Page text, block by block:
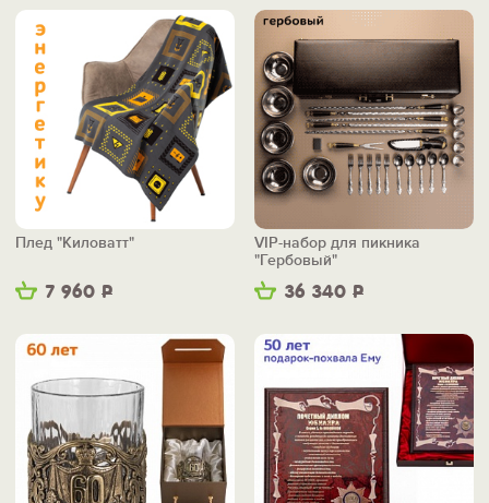
7 960 Р
Плед "Киловатт"
36 340 Р
VIP-набор для пикника
"Гербовый"